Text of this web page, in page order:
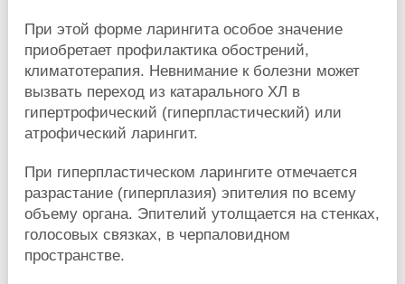
При этой форме ларингита особое значение
приобретает профилактика обострений,
климатотерапия. Невнимание к болезни может
вызвать переход из катарального ХЛ в
гипертрофический (гиперпластический) или
атрофический ларингит.
При гиперпластическом ларингите отмечается
разрастание (гиперплазия) эпителия по всему
объему органа. Эпителий утолщается на стенках,
голосовых связках, в черпаловидном
пространстве.